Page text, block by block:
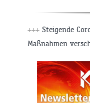
+++ Steigende
Maßnahmen